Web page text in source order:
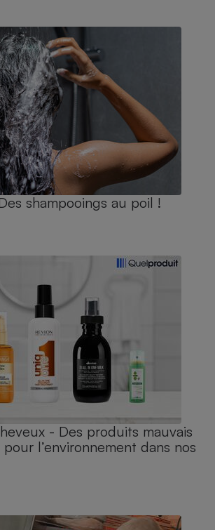
shampooings au poil !
- Des produits mauvais
l’environnement dans nos